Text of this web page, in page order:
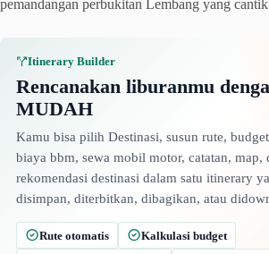
pemandangan perbukitan Lembang yang
Itinerary Builder
Rencanakan liburanmu
MUDAH
Kamu bisa pilih Destinasi, susun rute,
biaya bbm, sewa mobil motor, catatan, map,
rekomendasi destinasi dalam satu itinerary
disimpan, diterbitkan, dibagikan, atau
Rute otomatis
Kalkulasi budget